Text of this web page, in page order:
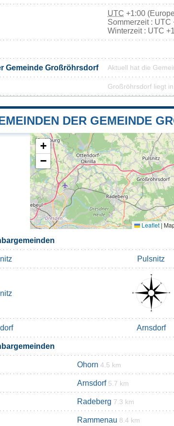
UTC +1:00
Sommerzeit : UTC
Winterzeit : UTC
Gemeinde Großröhrsdorf Aktuell hat die
Großröhrsdorf liegt
DER GEMEINDE
+
−
Leaflet |
Pulsnitz
Arnsdorf
Ohorn 4.5 km
Arnsdorf 5.7 km
Radeberg 7.3 km
Rammenau 8.4 km